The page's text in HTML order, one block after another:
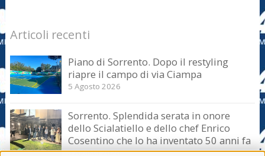
Articoli recenti
Piano di Sorrento. Dopo il restyling
riapre il campo di via Ciampa
5 Agosto 2026
Sorrento. Splendida serata in onore
dello Scialatiello e dello chef Enrico
Cosentino che lo ha inventato 50 anni fa
5 Agosto 2026